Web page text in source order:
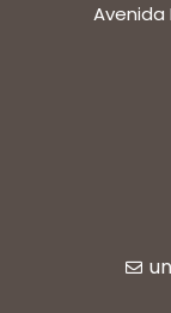
Avenida